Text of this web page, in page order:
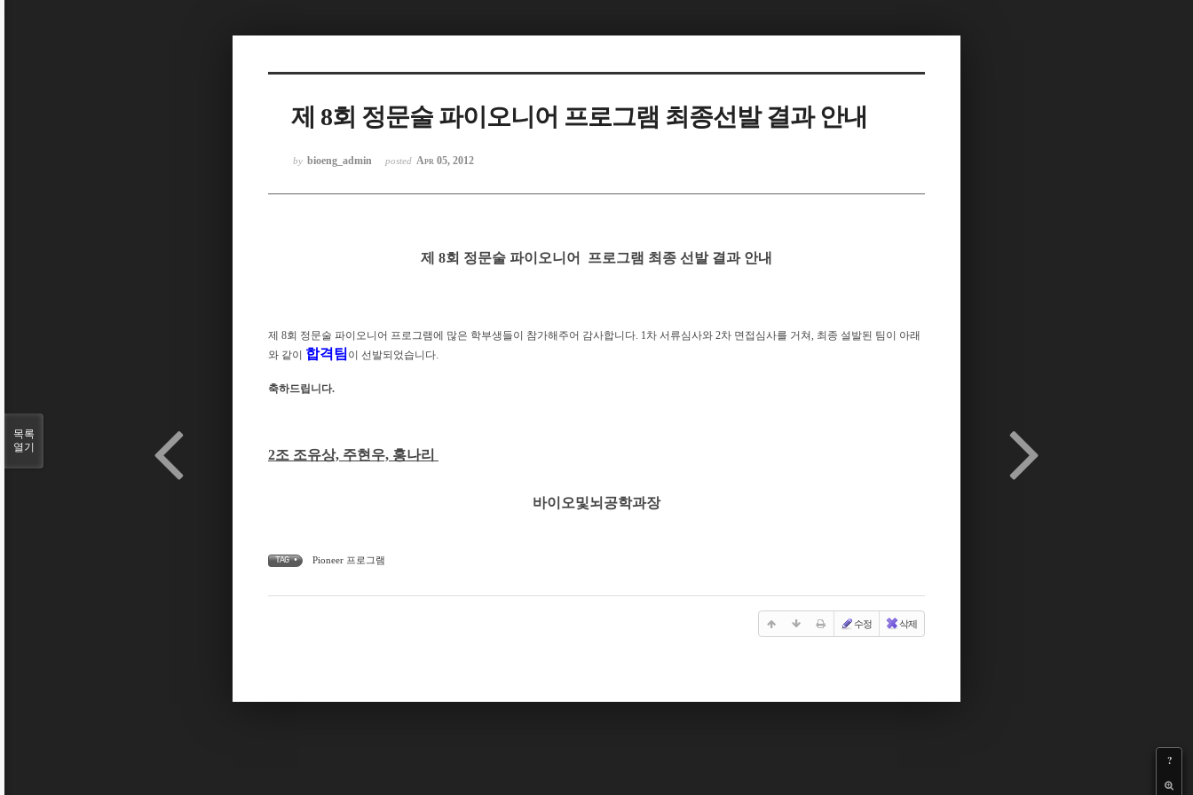
제 8회 정문술 파이오니어 프로그램 최종선발 결과 안내
by bioeng_admin posted Apr 05, 2012
?
제 8회 정문술 파이오니어 프로그램 최종 선발 결과 안내
제 8회 정문술 파이오니어 프로그램에 많은 학부생들이 참가해주어 감사합니다. 1차 서류심사와 2차 면접심사를 거쳐, 최종 설발된 팀이 아래
와 같이 합격팀 이 선발되었습니다.
축하드립니다.
2조 조유상, 주현우, 홍나리
바이오및뇌공학과장
TAG • Pioneer 프로그램
수정 삭제
목록
열기
Sketchbook5, 스케치북5
Sketchbook5, 스케치북5